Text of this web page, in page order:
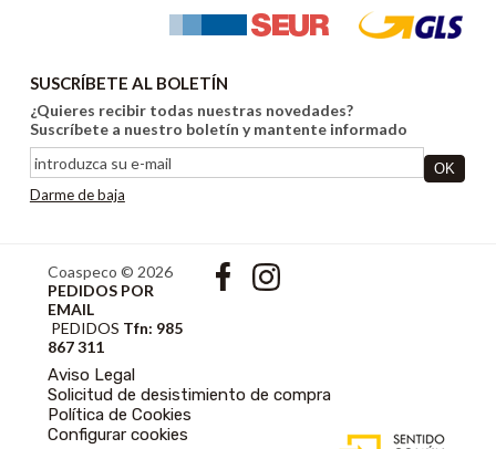
SUSCRÍBETE AL BOLETÍN
¿Quieres recibir todas nuestras novedades?
Suscríbete a nuestro boletín y mantente informado
Darme de baja
Coaspeco © 2026
PEDIDOS POR
EMAIL
PEDIDOS Tfn: 985
867 311
Aviso Legal
Solicitud de desistimiento de compra
Política de Cookies
Configurar cookies
ACCESIBLE CON